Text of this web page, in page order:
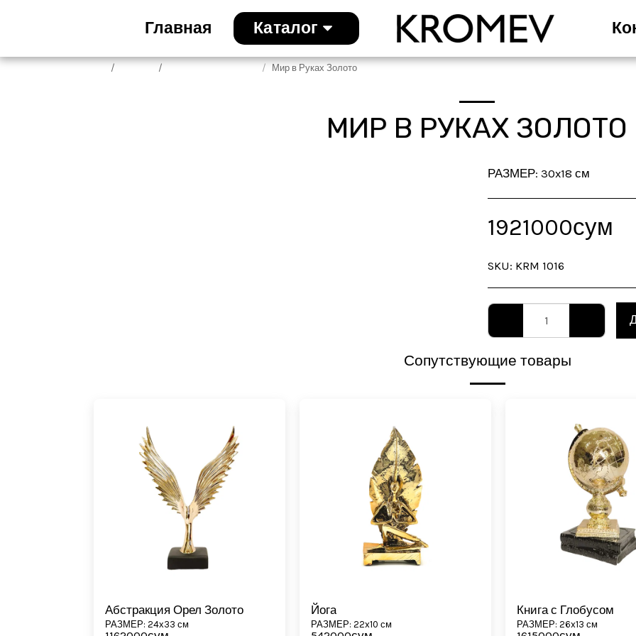
Главная Каталог
Мир в Руках Золото
МИР В РУКАХ ЗОЛОТО
РАЗМЕР: 30x18 см
1921000сум
SKU: KRM 1016
Сопутствующие товары
Абстракция Орел Золото
РАЗМЕР: 24х33 см
Йога
РАЗМЕР: 22x10 см
Книга с Глобусом
РАЗМЕР: 26x13 см